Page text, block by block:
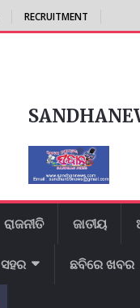
RECRUITMENT
ରାଜନୀତି ଜାତୀୟ
ସହର ଛବିରେ ଖବର